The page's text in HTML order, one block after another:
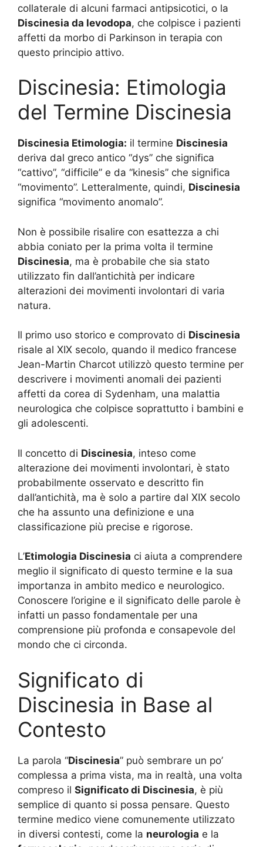
collaterale di alcuni farmaci antipsicotici, o la
Discinesia da levodopa, che colpisce i pazienti
affetti da morbo di Parkinson in terapia con
questo principio attivo.
Discinesia: Etimologia
del Termine Discinesia
Discinesia Etimologia: il termine Discinesia
deriva dal greco antico “dys” che significa
“cattivo”, “difficile” e da “kinesis” che significa
“movimento”. Letteralmente, quindi, Discinesia
significa “movimento anomalo”.
Non è possibile risalire con esattezza a chi
abbia coniato per la prima volta il termine
Discinesia, ma è probabile che sia stato
utilizzato fin dall’antichità per indicare
alterazioni dei movimenti involontari di varia
natura.
Il primo uso storico e comprovato di Discinesia
risale al XIX secolo, quando il medico francese
Jean-Martin Charcot utilizzò questo termine per
descrivere i movimenti anomali dei pazienti
affetti da corea di Sydenham, una malattia
neurologica che colpisce soprattutto i bambini e
gli adolescenti.
Il concetto di Discinesia, inteso come
alterazione dei movimenti involontari, è stato
probabilmente osservato e descritto fin
dall’antichità, ma è solo a partire dal XIX secolo
che ha assunto una definizione e una
classificazione più precise e rigorose.
L’Etimologia Discinesia ci aiuta a comprendere
meglio il significato di questo termine e la sua
importanza in ambito medico e neurologico.
Conoscere l’origine e il significato delle parole è
infatti un passo fondamentale per una
comprensione più profonda e consapevole del
mondo che ci circonda.
Significato di
Discinesia in Base al
Contesto
La parola “Discinesia” può sembrare un po’
complessa a prima vista, ma in realtà, una volta
compreso il Significato di Discinesia, è più
semplice di quanto si possa pensare. Questo
termine medico viene comunemente utilizzato
in diversi contesti, come la neurologia e la